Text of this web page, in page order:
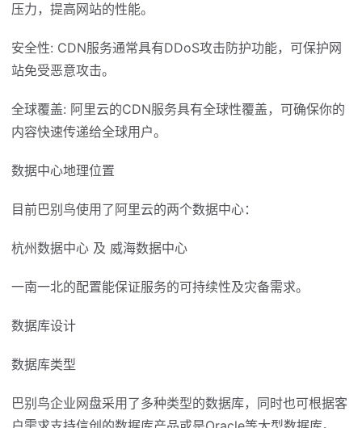
压力，提高网站的性能。
安全性: CDN服务通常具有DDoS攻击防护功能，可保护网
站免受恶意攻击。
全球覆盖: 阿里云的CDN服务具有全球性覆盖，可确保你的
内容快速传递给全球用户。
数据中心地理位置
目前巴别鸟使用了阿里云的两个数据中心：
杭州数据中心 及 威海数据中心
一南一北的配置能保证服务的可持续性及灾备需求。
数据库设计
数据库类型
巴别鸟企业网盘采用了多种类型的数据库，同时也可根据客